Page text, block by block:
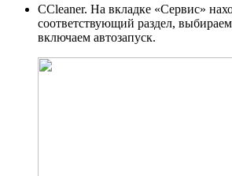
CCleaner. На вкладке «Сервис»
соответствующий раздел,
включаем автозапуск.